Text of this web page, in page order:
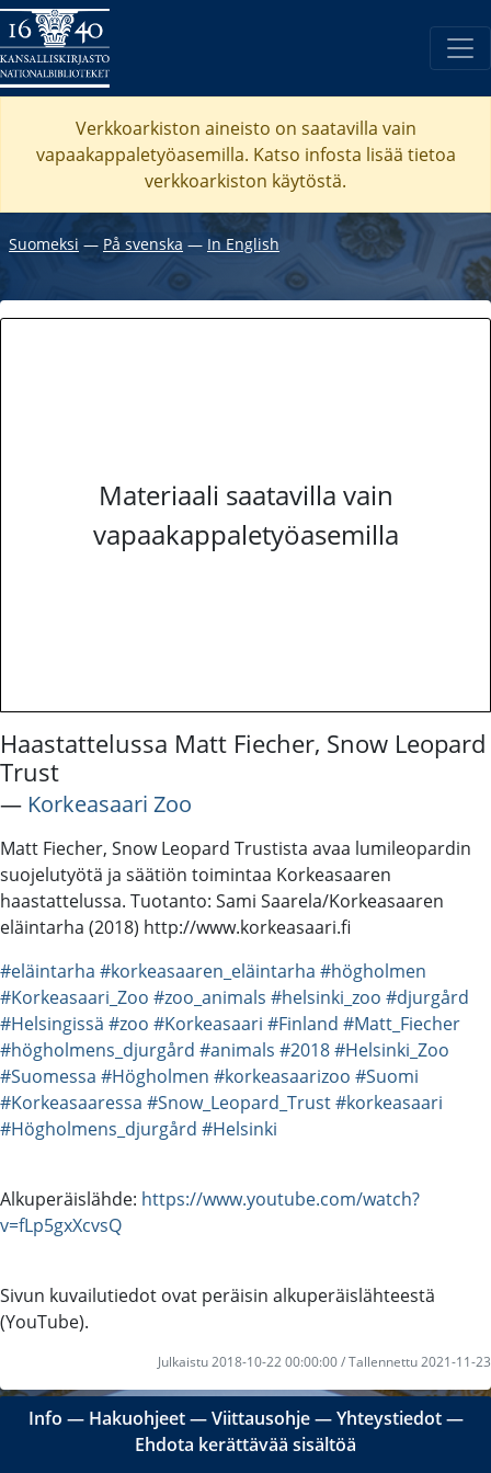
Verkkoarkiston aineisto on saatavilla vain
vapaakappaletyöasemilla. Katso infosta lisää tietoa
verkkoarkiston käytöstä.
Suomeksi ― På svenska ― In English
Materiaali saatavilla vain
vapaakappaletyöasemilla
Haastattelussa Matt Fiecher, Snow Leopard
Trust
― Korkeasaari Zoo
Matt Fiecher, Snow Leopard Trustista avaa lumileopardin
suojelutyötä ja säätiön toimintaa Korkeasaaren
haastattelussa. Tuotanto: Sami Saarela/Korkeasaaren
eläintarha (2018) http://www.korkeasaari.fi
#eläintarha #korkeasaaren_eläintarha #högholmen
#Korkeasaari_Zoo #zoo_animals #helsinki_zoo #djurgård
#Helsingissä #zoo #Korkeasaari #Finland #Matt_Fiecher
#högholmens_djurgård #animals #2018#Helsinki_Zoo
#Suomessa #Högholmen #korkeasaarizoo #Suomi
#Korkeasaaressa #Snow_Leopard_Trust#korkeasaari
#Högholmens_djurgård #Helsinki
Alkuperäislähde: https://www.youtube.com/watch?
v=fLp5gxXcvsQ
Sivun kuvailutiedot ovat peräisin alkuperäislähteestä
(YouTube).
Julkaistu 2018-10-22 00:00:00 / Tallennettu 2021-11-23
Info ― Hakuohjeet―Viittausohje―Yhteystiedot―
Ehdota kerättävää sisältöä